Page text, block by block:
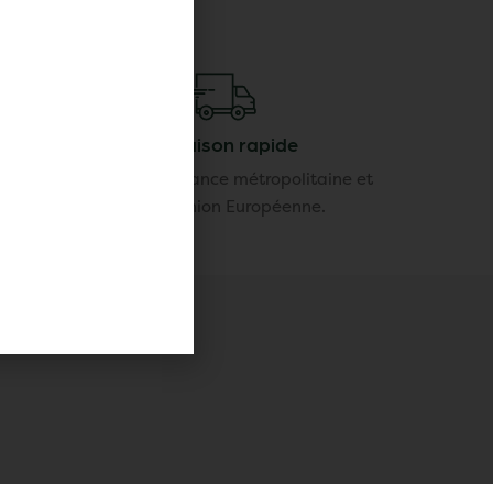
Livraison rapide
Livraison en France métropolitaine et
dans l'Union Européenne.